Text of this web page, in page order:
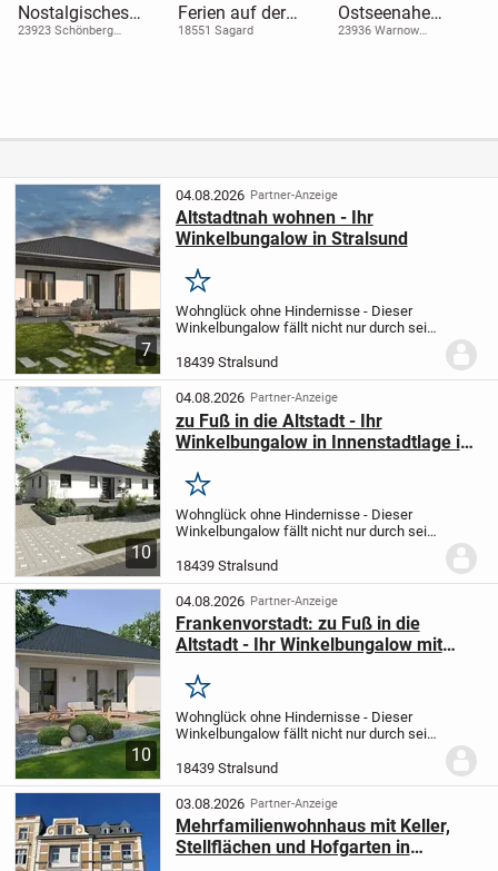
Nostalgisches
Bauernhaus
23923 Schönberg
Ferien auf der
Insel Rügen -
18551 Sagard
Ostseenahe
Investitionschanc
Gutsscheune
23936 Warnow
7
04.08.2026 Partner-Anzeige
Altstadtnah wohnen - Ihr
Winkelbungalow in Stralsund
Merken
Wohnglück ohne Hindernisse - Dieser
Winkelbungalow fällt nicht nur durch sein
Winkelform ermöglicht einen überdachten
Terrassenbereich zum Wohlfühlen. Die
besondere...
18439 Stralsund
10
04.08.2026 Partner-Anzeige
zu Fuß in die Altstadt - Ihr
Winkelbungalow in Innenstadtlage in
Merken
Wohnglück ohne Hindernisse - Dieser
Winkelbungalow fällt nicht nur durch sein
Winkelform ermöglicht einen überdachten
Terrassenbereich zum Wohlfühlen. Die
besondere...
18439 Stralsund
10
04.08.2026 Partner-Anzeige
Frankenvorstadt: zu Fuß in die
Altstadt - Ihr Winkelbungalow mit
Merken
Wohnglück ohne Hindernisse - Dieser
Winkelbungalow fällt nicht nur durch sein
Winkelform ermöglicht einen überdachten
Terrassenbereich zum Wohlfühlen. Die
besondere...
18439 Stralsund
03.08.2026 Partner-Anzeige
Mehrfamilienwohnhaus mit Keller,
Stellflächen und Hofgarten in